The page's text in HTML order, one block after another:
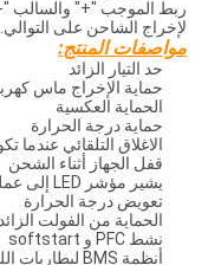
ربط الموجب "+" والسالب
لإخراج الشاحن على التوالي.
مواصفات المنتج:
حد التيار الزائد
حماية الإخراج ماس
الحماية العكسية
حماية درجة الحرارة
الاغلاق التلقائي عندما
قفل الجهاز أثناء الشحن
يشير مؤشر LED إلى عملية الشحن
تعويض درجة الحرارة
الحماية من الفولت
نشط PFC و softstart
أنظمة BMS لبطاريات الليثيوم